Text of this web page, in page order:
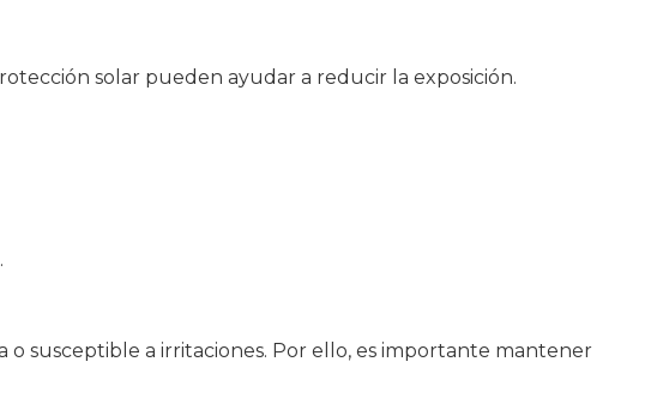
solar pueden ayudar a reducir la exposición.
o susceptible a irritaciones. Por ello, es importante mantener